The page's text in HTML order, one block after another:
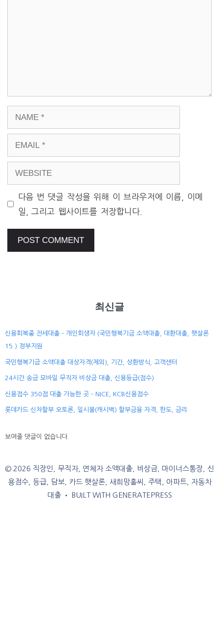
NAME
EMAIL
WEBSITE
다음 번 댓글 작성을 위해 이 브라우저에 이름, 이메
일, 그리고 웹사이트를 저장합니다.
최신글
신용회복중 전세대출 – 개인회생자 (국민행복기금 소액대출, 대환대출, 햇살론
15 ) 정부지원
국민행복기금 소액대출 대상자격(제외), 기간, 상환방식, 고객센터
24시간 송금 모바일 무직자 비상금 대출, 신용등급(점수)
신용점수 350점 대출 가능한 곳 – NICE, KCB신용점수
롯데카드 신차할부 오토론, 일시불(캐시백) 할부금융 자격, 한도, 금리
보여줄 댓글이 없습니다.
© 2026 직장인, 무직자, 연체자 소액대출, 비상금, 마이너스통장, 신
용점수, 등급, 담보, 카드 햇살론, 새희망홀씨, 주택, 아파트, 자동차
대출• BUILT WITH GENERATEPRESS